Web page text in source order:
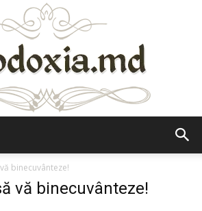
binecuvânteze!
vă binecuvânteze!